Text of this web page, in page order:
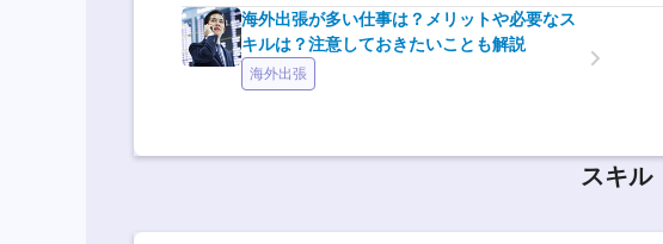
海外出張が多い仕事は？メリットや必要なス
キルは？注意しておきたいことも解説
海外出張
スキル